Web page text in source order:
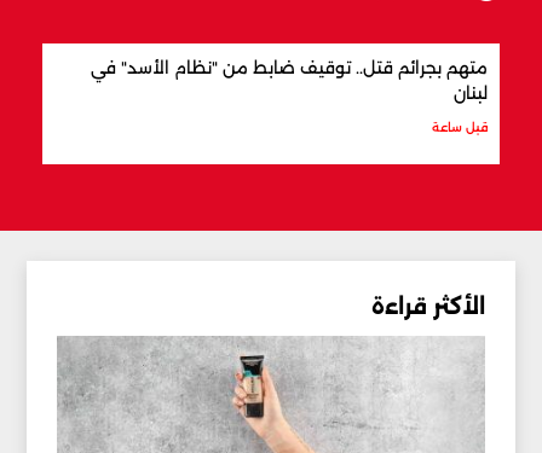
متهم بجرائم قتل.. توقيف ضابط من "نظام الأسد" في
لبنان
قبل ساعة
الأكثر قراءة